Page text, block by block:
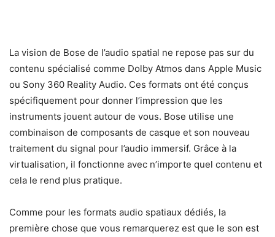
La vision de Bose de l’audio spatial ne repose pas sur du
contenu spécialisé comme Dolby Atmos dans Apple Music
ou Sony 360 Reality Audio. Ces formats ont été conçus
spécifiquement pour donner l’impression que les
instruments jouent autour de vous. Bose utilise une
combinaison de composants de casque et son nouveau
traitement du signal pour l’audio immersif. Grâce à la
virtualisation, il fonctionne avec n’importe quel contenu et
cela le rend plus pratique.
Comme pour les formats audio spatiaux dédiés, la
première chose que vous remarquerez est que le son est